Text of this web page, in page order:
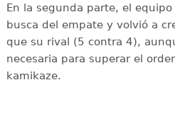
En la segunda parte, el
busca del empate y volvió a
que su rival (5 contra 4),
necesaria para superar el
kamikaze.